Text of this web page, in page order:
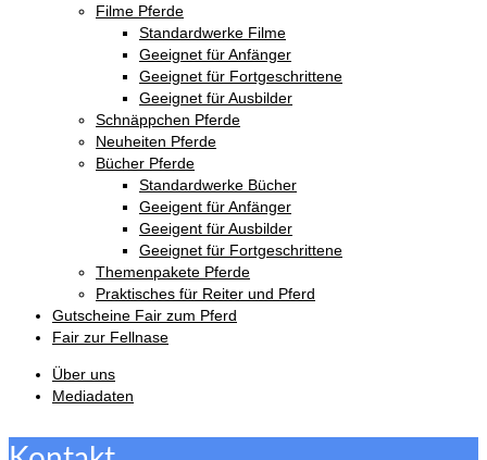
Filme Pferde
Standardwerke Filme
Geeignet für Anfänger
Geeignet für Fortgeschrittene
Geeignet für Ausbilder
Schnäppchen Pferde
Neuheiten Pferde
Bücher Pferde
Standardwerke Bücher
Geeigent für Anfänger
Geeigent für Ausbilder
Geeignet für Fortgeschrittene
Themenpakete Pferde
Praktisches für Reiter und Pferd
Gutscheine Fair zum Pferd
Fair zur Fellnase
Über uns
Mediadaten